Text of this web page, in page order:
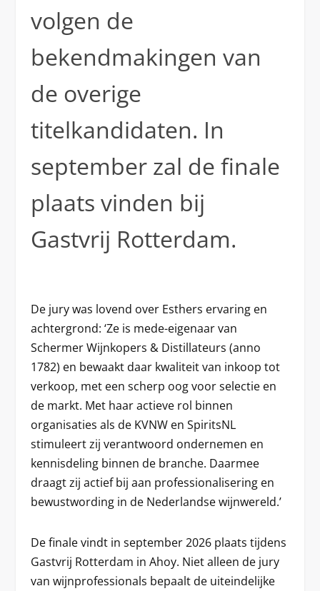
volgen de
bekendmakingen van
de overige
titelkandidaten. In
september zal de finale
plaats vinden bij
Gastvrij Rotterdam.
De jury was lovend over Esthers ervaring en
achtergrond: ‘Ze is mede-eigenaar van
Schermer Wijnkopers & Distillateurs (anno
1782) en bewaakt daar kwaliteit van inkoop tot
verkoop, met een scherp oog voor selectie en
de markt. Met haar actieve rol binnen
organisaties als de KVNW en SpiritsNL
stimuleert zij verantwoord ondernemen en
kennisdeling binnen de branche. Daarmee
draagt zij actief bij aan professionalisering en
bewustwording in de Nederlandse wijnwereld.’
De finale vindt in september 2026 plaats tijdens
Gastvrij Rotterdam in Ahoy. Niet alleen de jury
van wijnprofessionals bepaalt de uiteindelijke